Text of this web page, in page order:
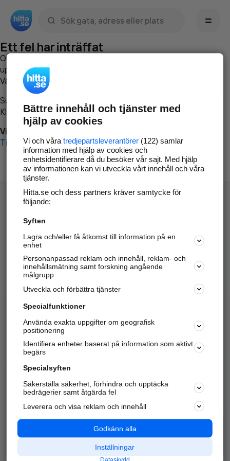
Ett fel har inträffat
Om du vill kan du
uppstod så att vi lättare och snabbare kan avhjälpa det.
Vänligen försök med följande:
Surfa till
Klicka påTillbaka-knappen i webbläsaren och försök igen
Vi beklagar besväret!
Till startsidan
Hitta.se - Gratis nummerupplysning.
Sök företag, personer och platser.
Hitta telefonnummer, adresser, företagsinfo mm.
Marknadsför företaget
Kom igång och annonsera mot
samarbetspartners nära dig.
Alla kategorier
Populära sökningar
API & Kartor
Annonsera
Integritet
Nödnummer
Bättre innehåll och tjänster med
hjälp av cookies
Vi och våra tredjepartsleverantörer(122) samlar
information med hjälp av cookies och
enhetsidentifierare då du besöker vår sajt. Med hjälp
av informationen kan vi utveckla vårt innehåll och våra
tjänster.
Hitta.se och dess partners kräver samtycke för
följande:
Syften
Lagra och/eller få åtkomst till information på en
enhet
Personanpassad reklam och innehåll, reklam- och
innehållsmätning samt forskning angående
målgrupp
Utveckla och förbättra tjänster
Specialfunktioner
Använda exakta uppgifter om geografisk
positionering
Identifiera enheter baserat på information som aktivt
begärs
Specialsyften
Säkerställa säkerhet, förhindra och upptäcka
bedrägerier samt åtgärda fel
Leverera och visa reklam och innehåll
Godkänn alla
Inställningar
Dataskydd